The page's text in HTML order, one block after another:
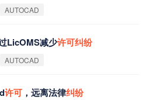
AUTOCAD
LicOMS减少许可纠纷
AUTOCAD
许可 ，远离法律纠纷